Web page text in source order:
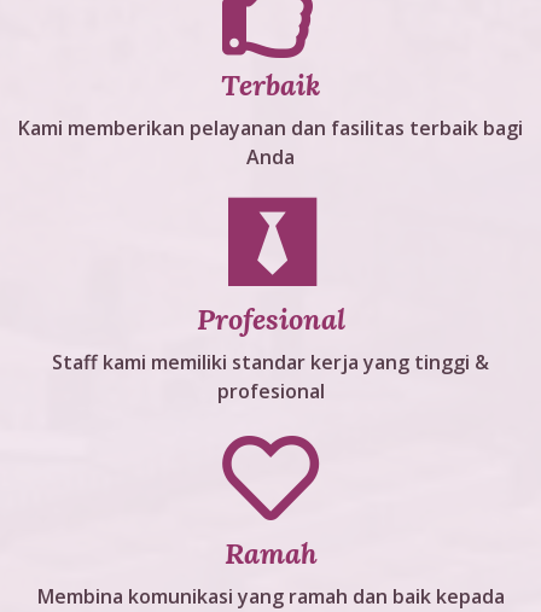
Terbaik
Kami memberikan pelayanan dan fasilitas terbaik bagi
Anda
Profesional
Staff kami memiliki standar kerja yang tinggi &
profesional
Ramah
Membina komunikasi yang ramah dan baik kepada